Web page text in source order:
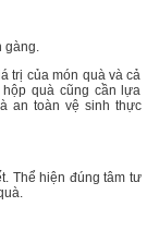
gàng.
trị của món quà và cả
quà cũng cần lựa
an toàn vệ sinh thực
Thể hiện đúng tâm tư